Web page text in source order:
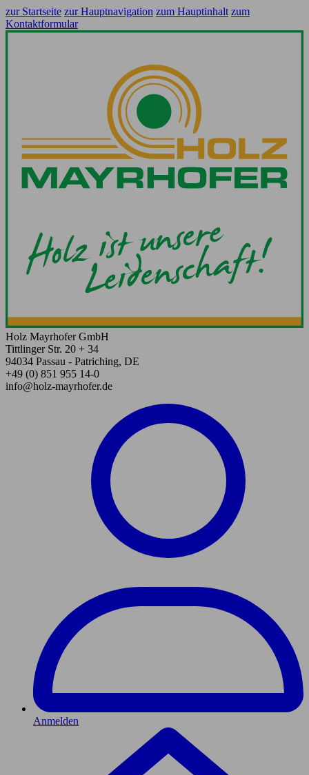
zur Startseite zur Hauptnavigation zum Hauptinhalt zum
Kontaktformular
Holz Mayrhofer GmbH
Tittlinger Str. 20 + 34
94034 Passau - Patriching, DE
+49 (0) 851 955 14-0
info@holz-mayrhofer.de
Anmelden